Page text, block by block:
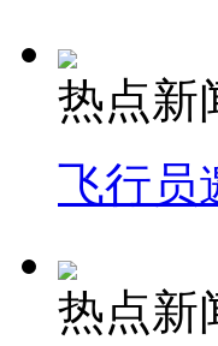
热点新
飞行员
热点新